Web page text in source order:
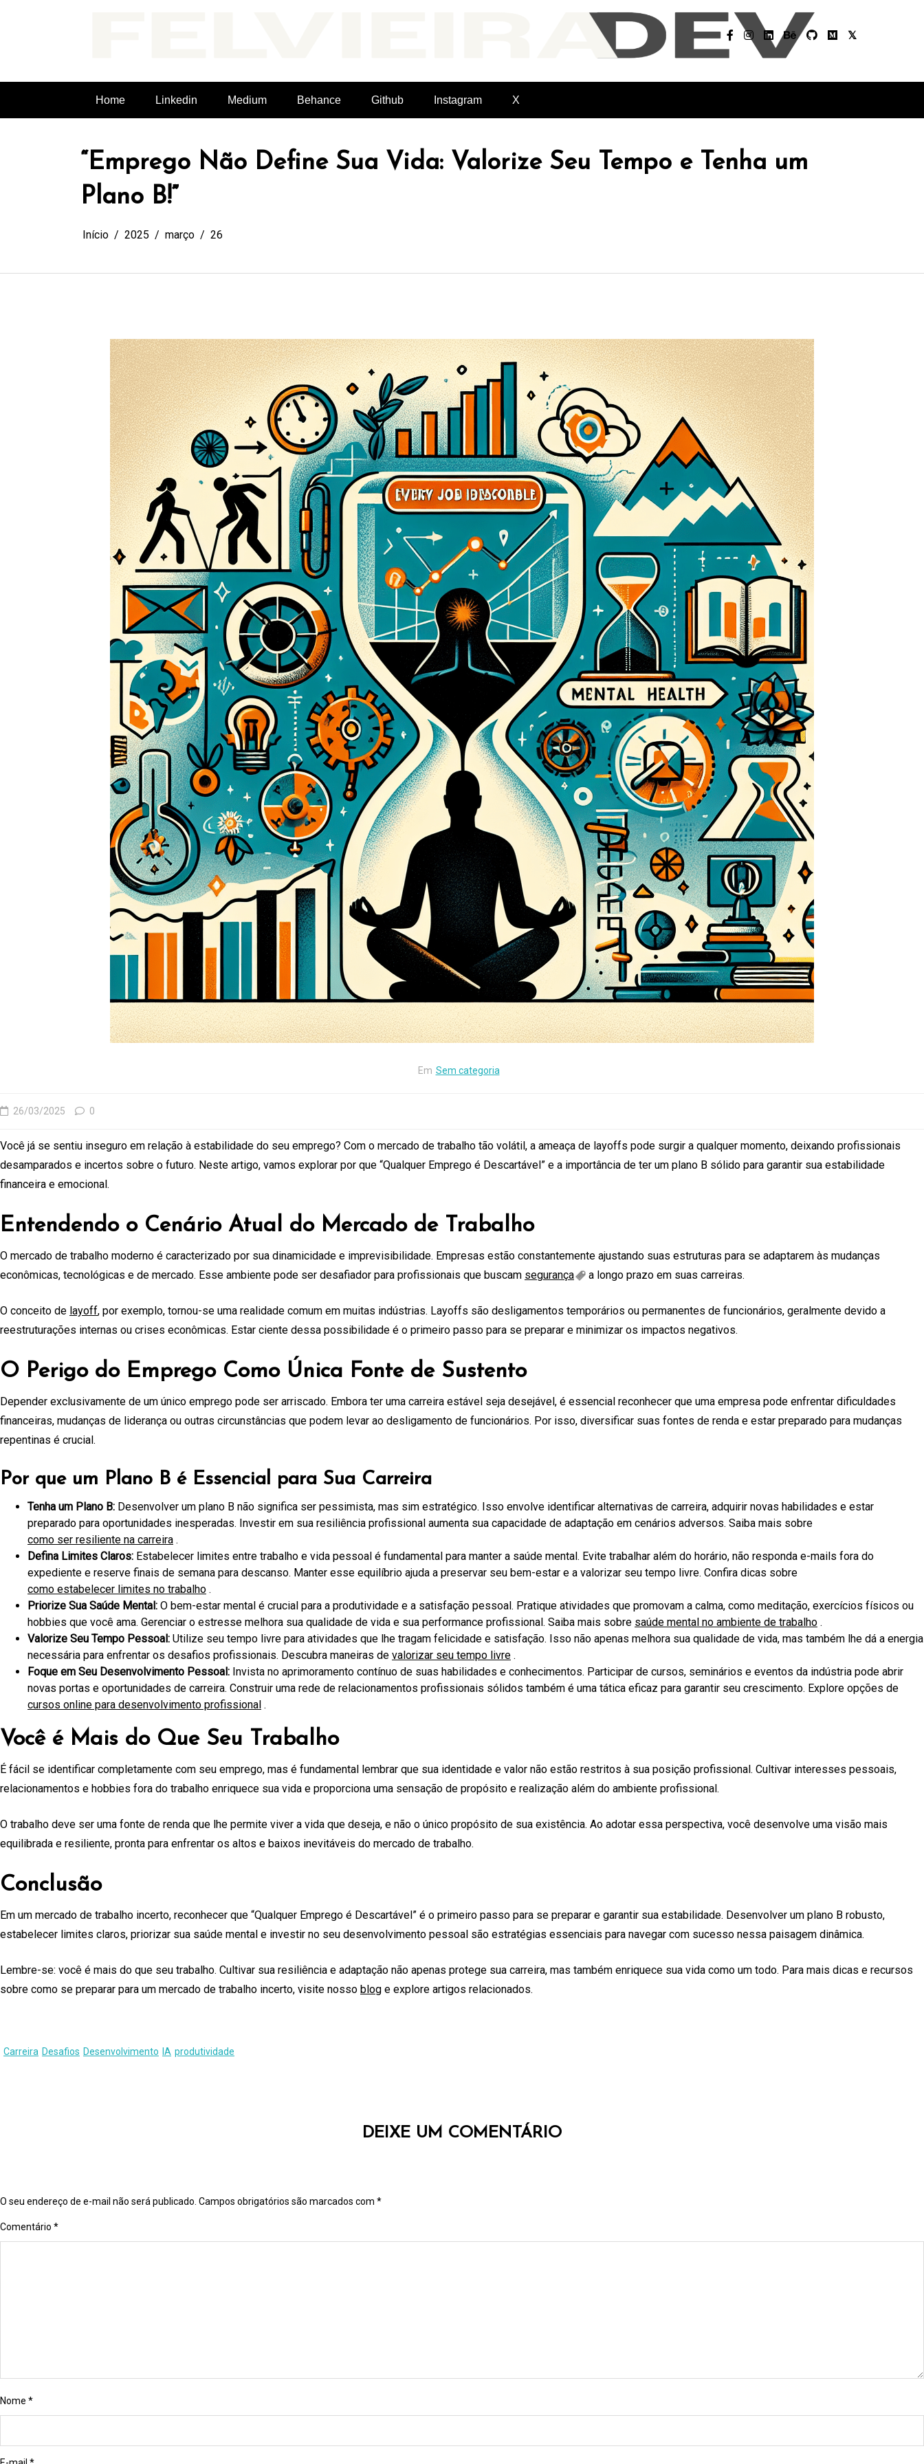
Home Linkedin Medium Behance Github Instagram X
“Emprego Não Define Sua Vida: Valorize Seu Tempo e Tenha um
Plano B!”
Início 2025 março 26
Em Sem categoria
26/03/2025 0
Você já se sentiu inseguro em relação à estabilidade do seu emprego? Com o mercado de trabalho tão volátil, a ameaça de layoffs pode surgir a qualquer momento, deixando profissionais
desamparados e incertos sobre o futuro. Neste artigo, vamos explorar por que “Qualquer Emprego é Descartável” e a importância de ter um plano B sólido para garantir sua estabilidade
financeira e emocional.
Entendendo o Cenário Atual do Mercado de Trabalho
O mercado de trabalho moderno é caracterizado por sua dinamicidade e imprevisibilidade. Empresas estão constantemente ajustando suas estruturas para se adaptarem às mudanças
econômicas, tecnológicas e de mercado. Esse ambiente pode ser desafiador para profissionais que buscam segurança a longo prazo em suas carreiras.
O conceito de layoff, por exemplo, tornou-se uma realidade comum em muitas indústrias. Layoffs são desligamentos temporários ou permanentes de funcionários, geralmente devido a
reestruturações internas ou crises econômicas. Estar ciente dessa possibilidade é o primeiro passo para se preparar e minimizar os impactos negativos.
O Perigo do Emprego Como Única Fonte de Sustento
Depender exclusivamente de um único emprego pode ser arriscado. Embora ter uma carreira estável seja desejável, é essencial reconhecer que uma empresa pode enfrentar dificuldades
financeiras, mudanças de liderança ou outras circunstâncias que podem levar ao desligamento de funcionários. Por isso, diversificar suas fontes de renda e estar preparado para mudanças
repentinas é crucial.
Por que um Plano B é Essencial para Sua Carreira
Tenha um Plano B: Desenvolver um plano B não significa ser pessimista, mas sim estratégico. Isso envolve identificar alternativas de carreira, adquirir novas habilidades e estar
preparado para oportunidades inesperadas. Investir em sua resiliência profissional aumenta sua capacidade de adaptação em cenários adversos. Saiba mais sobre
como ser resiliente na carreira .
Defina Limites Claros: Estabelecer limites entre trabalho e vida pessoal é fundamental para manter a saúde mental. Evite trabalhar além do horário, não responda e-mails fora do
expediente e reserve finais de semana para descanso. Manter esse equilíbrio ajuda a preservar seu bem-estar e a valorizar seu tempo livre. Confira dicas sobre
como estabelecer limites no trabalho .
Priorize Sua Saúde Mental: O bem-estar mental é crucial para a produtividade e a satisfação pessoal. Pratique atividades que promovam a calma, como meditação, exercícios físicos ou
hobbies que você ama. Gerenciar o estresse melhora sua qualidade de vida e sua performance profissional. Saiba mais sobre saúde mental no ambiente de trabalho .
Valorize Seu Tempo Pessoal: Utilize seu tempo livre para atividades que lhe tragam felicidade e satisfação. Isso não apenas melhora sua qualidade de vida, mas também lhe dá a energia
necessária para enfrentar os desafios profissionais. Descubra maneiras de valorizar seu tempo livre .
Foque em Seu Desenvolvimento Pessoal: Invista no aprimoramento contínuo de suas habilidades e conhecimentos. Participar de cursos, seminários e eventos da indústria pode abrir
novas portas e oportunidades de carreira. Construir uma rede de relacionamentos profissionais sólidos também é uma tática eficaz para garantir seu crescimento. Explore opções de
cursos online para desenvolvimento profissional .
Você é Mais do Que Seu Trabalho
É fácil se identificar completamente com seu emprego, mas é fundamental lembrar que sua identidade e valor não estão restritos à sua posição profissional. Cultivar interesses pessoais,
relacionamentos e hobbies fora do trabalho enriquece sua vida e proporciona uma sensação de propósito e realização além do ambiente profissional.
O trabalho deve ser uma fonte de renda que lhe permite viver a vida que deseja, e não o único propósito de sua existência. Ao adotar essa perspectiva, você desenvolve uma visão mais
equilibrada e resiliente, pronta para enfrentar os altos e baixos inevitáveis do mercado de trabalho.
Conclusão
Em um mercado de trabalho incerto, reconhecer que “Qualquer Emprego é Descartável” é o primeiro passo para se preparar e garantir sua estabilidade. Desenvolver um plano B robusto,
estabelecer limites claros, priorizar sua saúde mental e investir no seu desenvolvimento pessoal são estratégias essenciais para navegar com sucesso nessa paisagem dinâmica.
Lembre-se: você é mais do que seu trabalho. Cultivar sua resiliência e adaptação não apenas protege sua carreira, mas também enriquece sua vida como um todo. Para mais dicas e recursos
sobre como se preparar para um mercado de trabalho incerto, visite nosso blog e explore artigos relacionados.
Carreira Desafios Desenvolvimento IA produtividade
DEIXE UM COMENTÁRIO
O seu endereço de e-mail não será publicado. Campos obrigatórios são marcados com *
Comentário *
Nome *